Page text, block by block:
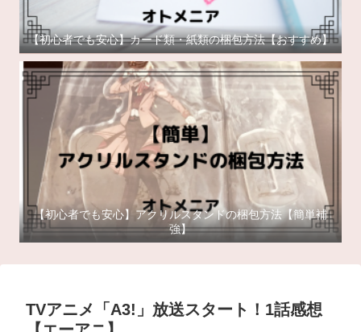
【初心者でも安心】カード類・紙類の梱包方法【おすすめ】
【初心者でも安心】アクリルスタンドの梱包方法【簡単補
強】
TVアニメ「A3!」放送スタート！1話感想